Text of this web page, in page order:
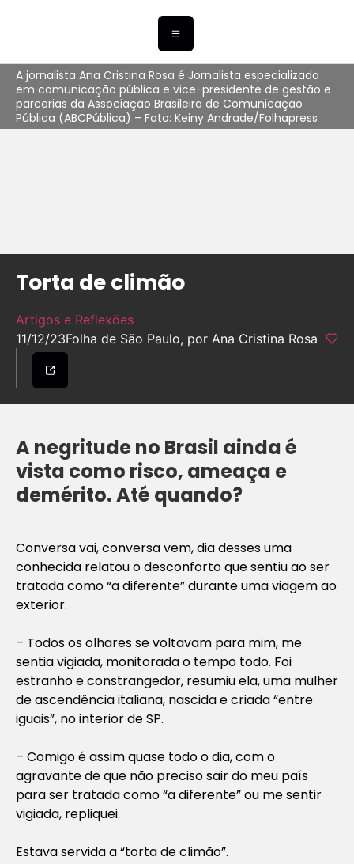
A jornalista Ana Cristina Rosa é Jornalista especializada
em comunicação pública e vice-presidente de gestão e
parcerias da Associação Brasileira de Comunicação
Pública (ABCPública) – Foto: Keiny Andrade/Folhapress
Torta de climão
Artigos e Reflexões
11/12/23Folha de São Paulo, por Ana Cristina Rosa
A negritude no Brasil ainda é
vista como risco, ameaça e
demérito. Até quando?
Conversa vai, conversa vem, dia desses uma
conhecida relatou o desconforto que sentiu ao ser
tratada como “a diferente” durante uma viagem ao
exterior.
– Todos os olhares se voltavam para mim, me
sentia vigiada, monitorada o tempo todo. Foi
estranho e constrangedor, resumiu ela, uma mulher
de ascendência italiana, nascida e criada “entre
iguais”, no interior de SP.
– Comigo é assim quase todo o dia, com o
agravante de que não preciso sair do meu país
para ser tratada como “a diferente” ou me sentir
vigiada, repliquei.
Estava servida a “torta de climão”.